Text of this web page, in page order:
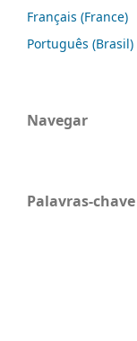
Français (France)
Português (Brasil)
Navegar
Palavras-chave